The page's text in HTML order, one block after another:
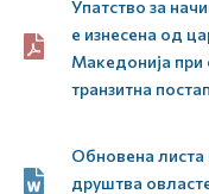
Упатство за
е изнесена од
Македонија при
транзитна
Обновена листа
друштва